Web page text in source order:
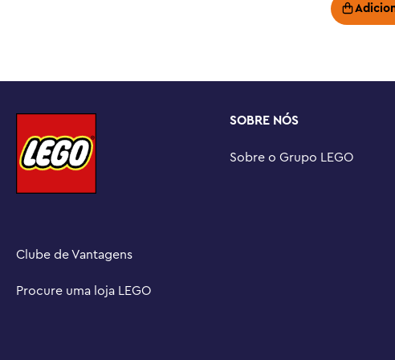
Presente do Batman™ para maiores de 4 anos – Com uma
construção, você pode dar este brinquedo Batcaverna™ a
para uma experiência de construção envolvente, com
Conjunto pré-escolar do Batman™ – conjuntos LEGO® para
apresentam às crianças um universo de filmes favoritos,
cotidiano
e a Batcaverna™ mede mais de 11 cm de altura, 13 cm de
Clube de Vantagens
Procure uma loja LEGO
SOBRE NÓS
Sobre o Grupo LEGO